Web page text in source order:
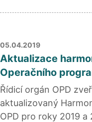
05.04.2019
Aktualizace
Operačního
Řídicí orgán OPD
aktualizovaný
OPD pro roky 2019 a